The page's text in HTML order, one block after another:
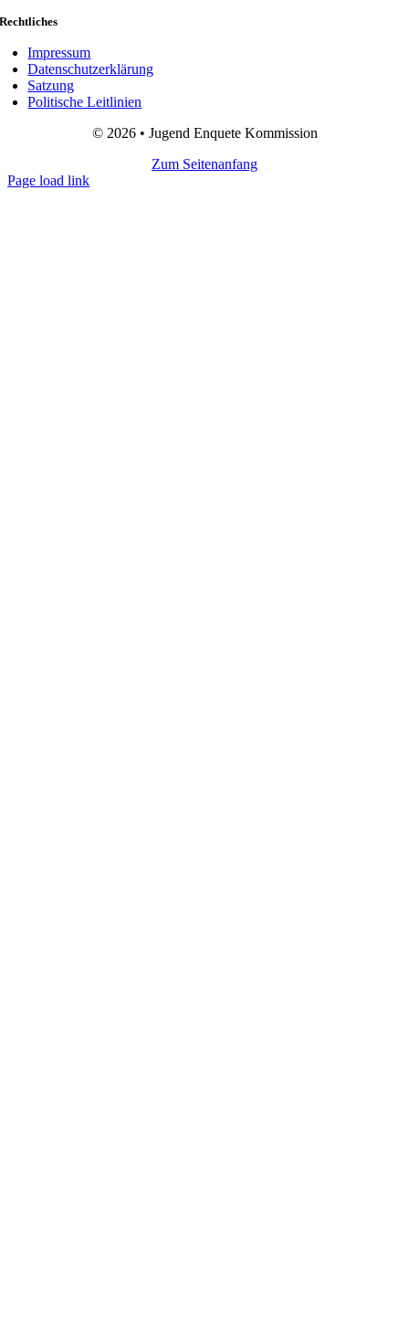
Rechtliches
Impressum
Datenschutzerklärung
Satzung
Politische Leitlinien
© 2026 • Jugend Enquete Kommission
Zum Seitenanfang
Page load link